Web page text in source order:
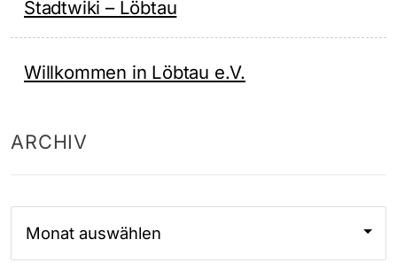
Stadtwiki – Löbtau
Willkommen in Löbtau e.V.
ARCHIV